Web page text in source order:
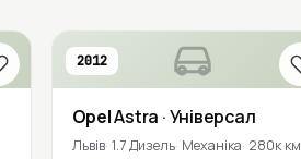
2012
OpelAstra · Універсал
Львів 1.7 Дизель Механіка 280к км